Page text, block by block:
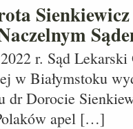
r. Sąd
w Białymstoku
dr Dorocie
apel […]